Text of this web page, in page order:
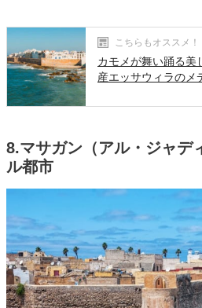
こちらもオススメ！
カモメが舞い踊る美
産エッサウィラのメ
8.マサガン（アル・ジャデ
ル都市